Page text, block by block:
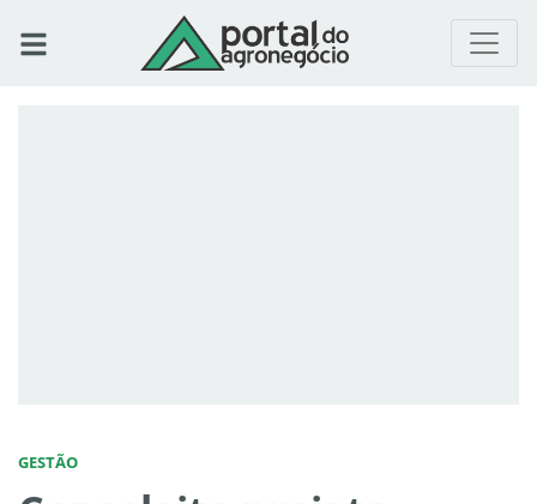
GESTÃO